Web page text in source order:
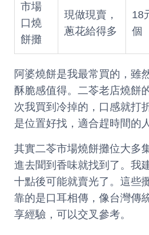
市場
口燒
餅攤
現做現賣，
蔥花給得多
18
個
阿婆燒餅是我最常買的，雖
酥脆感值得。二苓老店燒餅
次我買到冷掉的，口感就打
是位置好找，適合趕時間的人
其實二苓市場燒餅攤位大多
進去聞到香味就找到了。我
十點後可能就賣光了。這些
靠的是口耳相傳，像台灣傳
享經驗，可以交叉參考。